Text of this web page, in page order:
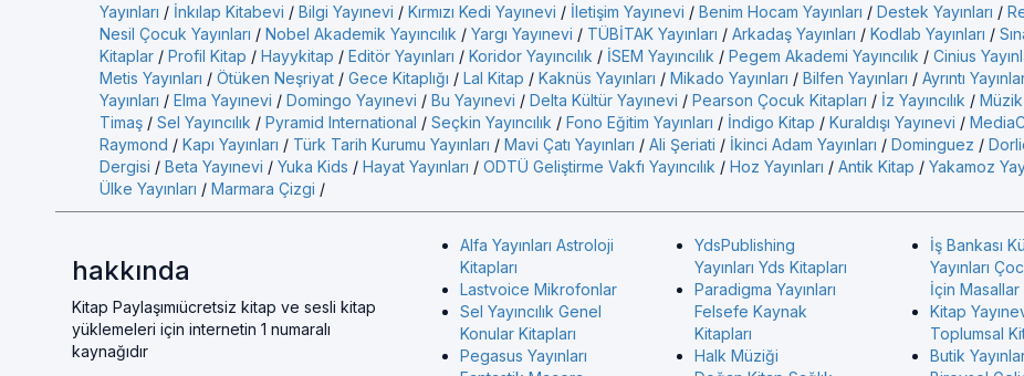
Yayınları / İnkılap Kitabevi / Bilgi Yayınevi / Kırmızı Kedi Yayınevi / İletişim Yayınevi / Benim Hocam Yayınları / Destek Yayınları /
Nesil Çocuk Yayınları / Nobel Akademik Yayıncılık / Yargı Yayınevi / TÜBİTAK Yayınları / Arkadaş Yayınları / Kodlab Yayınları /
Kitaplar / Profil Kitap / Hayykitap / Editör Yayınları / Koridor Yayıncılık / İSEM Yayıncılık / Pegem Akademi Yayıncılık / Cinius
Metis Yayınları / Ötüken Neşriyat / Gece Kitaplığı / Lal Kitap / Kaknüs Yayınları / Mikado Yayınları / Bilfen Yayınları / Ayrıntı
Yayınları / Elma Yayınevi / Domingo Yayınevi / Bu Yayınevi / Delta Kültür Yayınevi / Pearson Çocuk Kitapları / İz Yayıncılık / Müzik
Timaş / Sel Yayıncılık / Pyramid International / Seçkin Yayıncılık / Fono Eğitim Yayınları / İndigo Kitap / Kuraldışı Yayınevi /
Raymond / Kapı Yayınları / Türk Tarih Kurumu Yayınları / Mavi Çatı Yayınları / Ali Şeriati / İkinci Adam Yayınları / Dominguez /
Dergisi / Beta Yayınevi / Yuka Kids / Hayat Yayınları / ODTÜ Geliştirme Vakfı Yayıncılık / Hoz Yayınları / Antik Kitap / Yakamoz
Ülke Yayınları / Marmara Çizgi /
hakkında
Kitap Paylaşımıücretsiz kitap ve sesli kitap
yüklemeleri için internetin 1 numaralı
kaynağıdır
Alfa Yayınları Astroloji
Kitapları
Lastvoice Mikrofonlar
Sel Yayıncılık Genel
Konular Kitapları
Pegasus Yayınları
YdsPublishing
Yayınları Yds Kitapları
Paradigma Yayınları
Felsefe Kaynak
Kitapları
Halk Müziği
İş Bankası
Yayınları
İçin Masallar
Kitap
Toplumsal
Butik